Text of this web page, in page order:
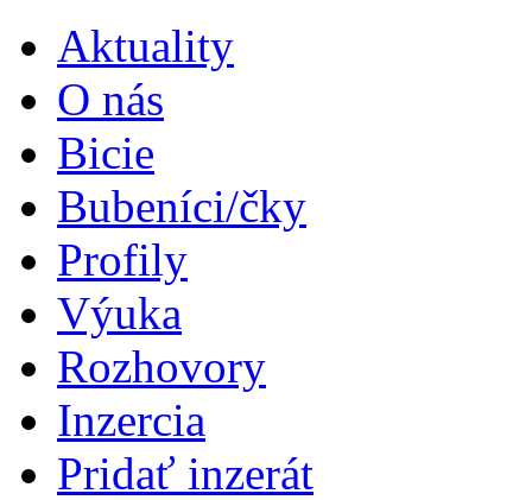
Aktuality
O nás
Bicie
Bubeníci/čky
Profily
Výuka
Rozhovory
Inzercia
Pridať inzerát